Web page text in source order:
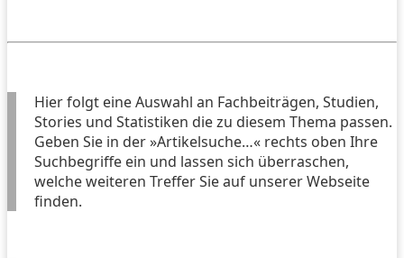
Hier folgt eine Auswahl an Fachbeiträgen, Studien,
Stories und Statistiken die zu diesem Thema passen.
Geben Sie in der »Artikelsuche…« rechts oben Ihre
Suchbegriffe ein und lassen sich überraschen,
welche weiteren Treffer Sie auf unserer Webseite
finden.